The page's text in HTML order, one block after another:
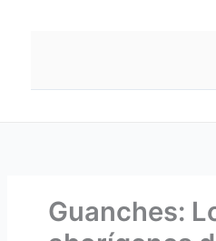
Guanches: